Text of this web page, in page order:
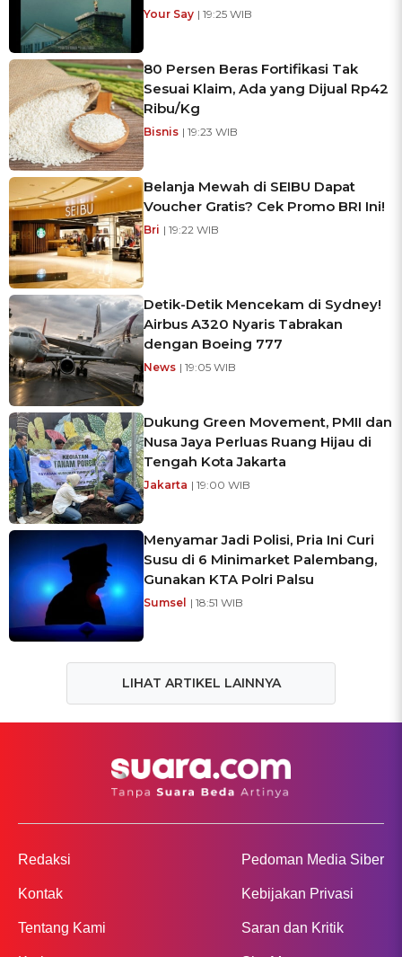
Your Say | 19:25 WIB
80 Persen Beras Fortifikasi Tak
Sesuai Klaim, Ada yang Dijual Rp42
Ribu/Kg
Bisnis | 19:23 WIB
Belanja Mewah di SEIBU Dapat
Voucher Gratis? Cek Promo BRI Ini!
Bri | 19:22 WIB
Detik-Detik Mencekam di Sydney!
Airbus A320 Nyaris Tabrakan
dengan Boeing 777
News | 19:05 WIB
Dukung Green Movement, PMII dan
Nusa Jaya Perluas Ruang Hijau di
Tengah Kota Jakarta
Jakarta | 19:00 WIB
Menyamar Jadi Polisi, Pria Ini Curi
Susu di 6 Minimarket Palembang,
Gunakan KTA Polri Palsu
Sumsel | 18:51 WIB
LIHAT ARTIKEL LAINNYA
Redaksi
Kontak
Tentang Kami
Pedoman Media Siber
Kebijakan Privasi
Saran dan Kritik